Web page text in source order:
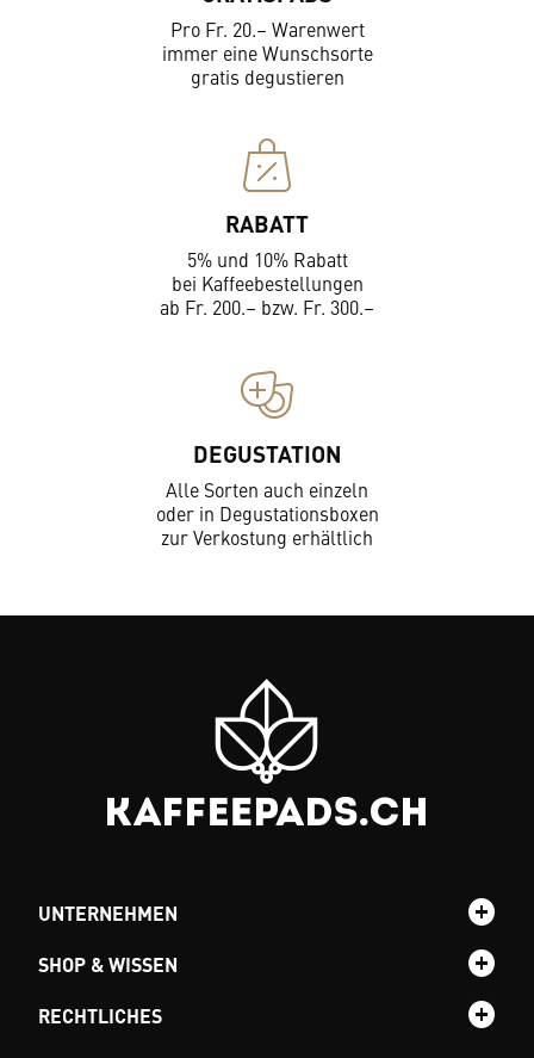
Pro Fr. 20.– Warenwert
immer eine Wunschsorte
gratis degustieren
RABATT
5% und 10% Rabatt
bei Kaffeebestellungen
ab Fr. 200.– bzw. Fr. 300.–
DEGUSTATION
Alle Sorten auch einzeln
oder in Degustationsboxen
zur Verkostung erhältlich
UNTERNEHMEN
SHOP & WISSEN
RECHTLICHES